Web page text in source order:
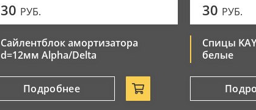
30 РУБ.
Сайлентблок амортизатора
d=12мм Alpha/Delta
Подробнее
30 РУБ.
Спицы
белые